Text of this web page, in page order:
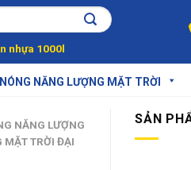
nhựa 1000l
NĂNG LƯỢNG MẶT TRỜI
NĂNG LƯỢNG
MẶT TRỜI ĐẠI
SẢN